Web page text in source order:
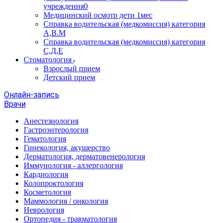
учреждения0
Медицинский осмотр дети 1мес
Справка водительская (медкомиссия) категория
А,В.М
Справка водительская (медкомиссия) категория
С,Д,Е
Стоматология
Взрослый прием
Детский прием
Онлайн-запись
Врачи
Анестезиология
Гастроэнтерология
Гематология
Гинекология, акушерство
Дерматология, дерматовенерология
Иммунология - аллергология
Кардиология
Колопроктология
Косметология
Маммология / онкология
Неврология
Ортопедия - травматология